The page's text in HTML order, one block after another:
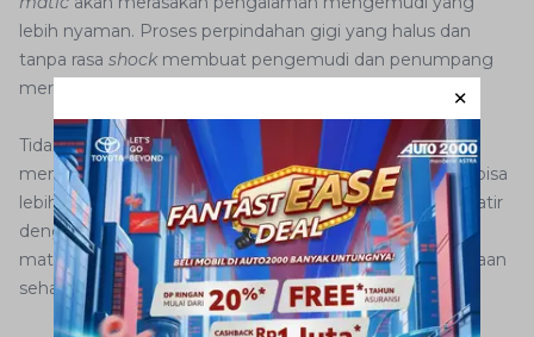
lebih nyaman. Proses perpindahan gigi yang halus dan
tanpa rasa shock membuat pengemudi dan penumpang
merasa lebih nyaman selama perjalanan.
Tidak adanya kebutuhan untuk menginjak kopling dan
menggerakkan tuas persneling membuat pengemudi bisa
lebih rileks dan menikmati perjalanan tanpa harus khawatir
dengan perpindahan gigi. Hal ini juga membuat mobil
matic menjadi pilihan yang lebih cocok untuk penggunaan
sehari-hari dalam berbagai kondisi jalan.